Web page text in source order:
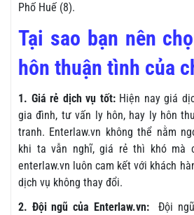
Phố Huế (8).
Tại sao bạn nên
hôn thuận tình của
1. Giá rẻ dịch vụ tốt:Hiện nay giá
gia đình, tư vấn ly hôn, hay ly hôn
tranh. Enterlaw.vn không thể nằm
khi ta vẫn nghĩ, giá rẻ thì khó mà
enterlaw.vn luôn cam kết với khách
dịch vụ không thay đổi.
2. Đội ngũ của Enterlaw.vn:Đội